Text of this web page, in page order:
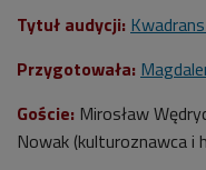
Tytuł audycji:
Przygotowała:
Goście: Mirosław
Nowak (kulturoznawca i